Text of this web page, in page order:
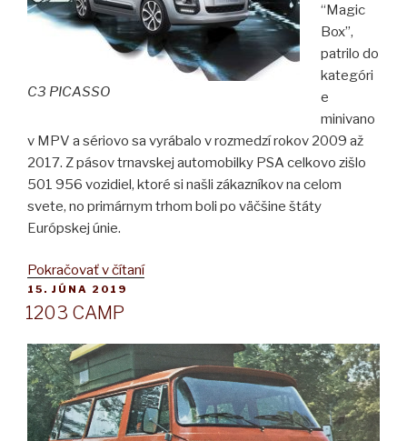
C3 PICASSO
“Magic
Box”,
patrilo do
kategóri
e
minivano
v MPV a sériovo sa vyrábalo v rozmedzí rokov 2009 až
2017. Z pásov trnavskej automobilky PSA celkovo zišlo
501 956 vozidiel, ktoré si našli zákazníkov na celom
svete, no primárnym trhom boli po väčšine štáty
Európskej únie.
Pokračovať v čítaní„CITROËN
PUBLIKOVANÉ
15. JÚNA 2019
1203 CAMP